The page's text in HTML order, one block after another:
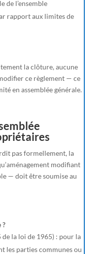
de l’ensemble
rapport aux limites de
la clôture, aucune
ce règlement — ce
en assemblée générale.
pas formellement, la
modifiant
— doit être soumise au
?
la loi de 1965) : pour la
les parties communes ou